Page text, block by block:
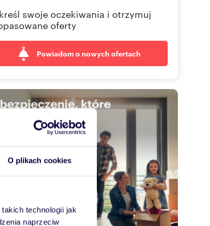
O plikach cookies
technologii jak
naprzeciw
swoje oczekiwania i otrzymuj
oferty
Powiadom o nowych ofertach